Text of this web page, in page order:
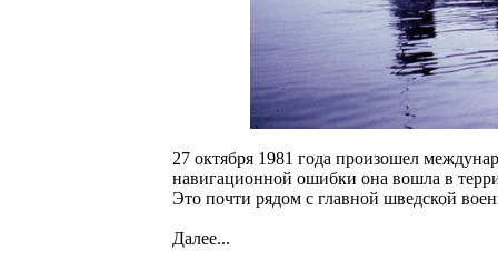
27 октября 1981 года произошел
навигационной ошибки она вошла в
Это почти рядом с главной шведской
Далее...